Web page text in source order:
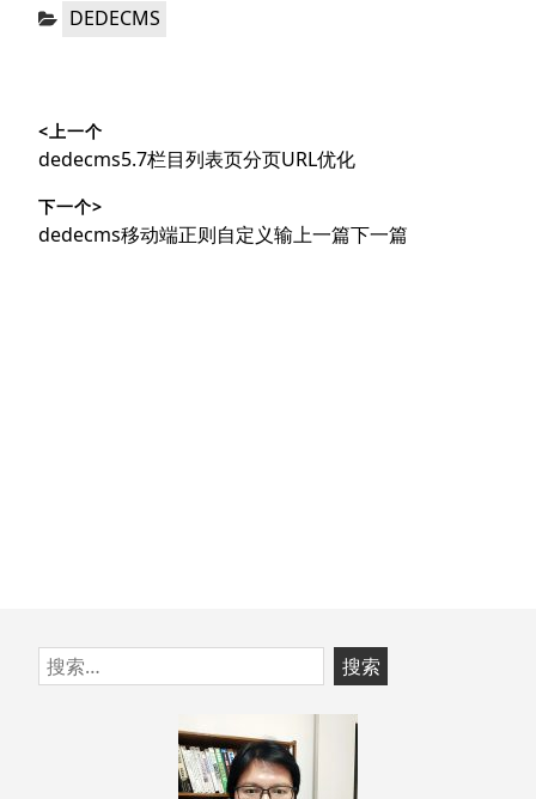
分
DEDECMS
章
导
航
<上一个
上
文
章：
dedecms5.7栏目列表页分页URL优化
下一个>
下
dedecms移动端正则自定义输上一篇下一篇
跳
至
搜
索：